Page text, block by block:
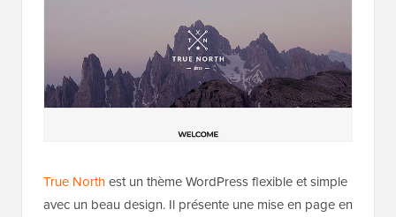
True Northest un thème WordPress flexible et simple
avec un beau design. Il présente une mise en page en